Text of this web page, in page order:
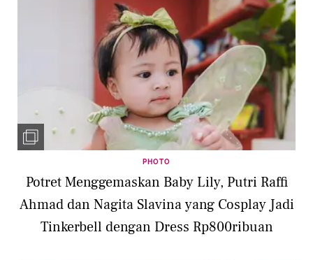
PHOTO
Potret Menggemaskan Baby Lily, Putri Raffi
Ahmad dan Nagita Slavina yang Cosplay Jadi
Tinkerbell dengan Dress Rp800ribuan